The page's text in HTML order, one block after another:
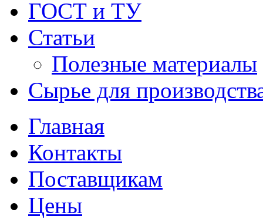
ГОСТ и ТУ
Статьи
Полезные материалы
Сырье для
Главная
Контакты
Поставщикам
Цены